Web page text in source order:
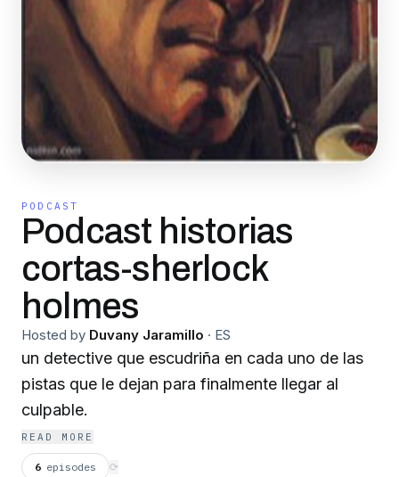
PODCAST
Podcast historias
cortas-sherlock
holmes
Hosted by Duvany Jaramillo · ES
un detective que escudriña en cada uno de las
pistas que le dejan para finalmente llegar al
culpable.
READ MORE
6 episodes ⟳